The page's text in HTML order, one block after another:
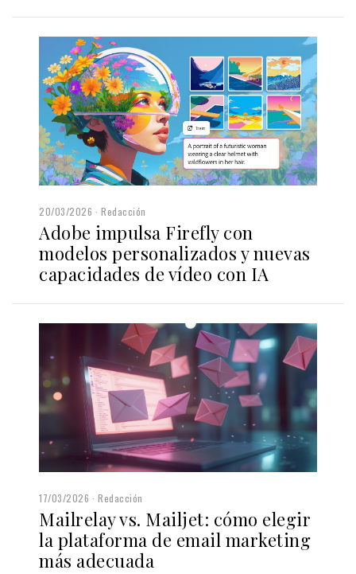
20/03/2026 Redacción
Adobe impulsa Firefly con
modelos personalizados y nuevas
capacidades de vídeo con IA
17/03/2026 Redacción
Mailrelay vs. Mailjet: cómo elegir
la plataforma de email marketing
más adecuada